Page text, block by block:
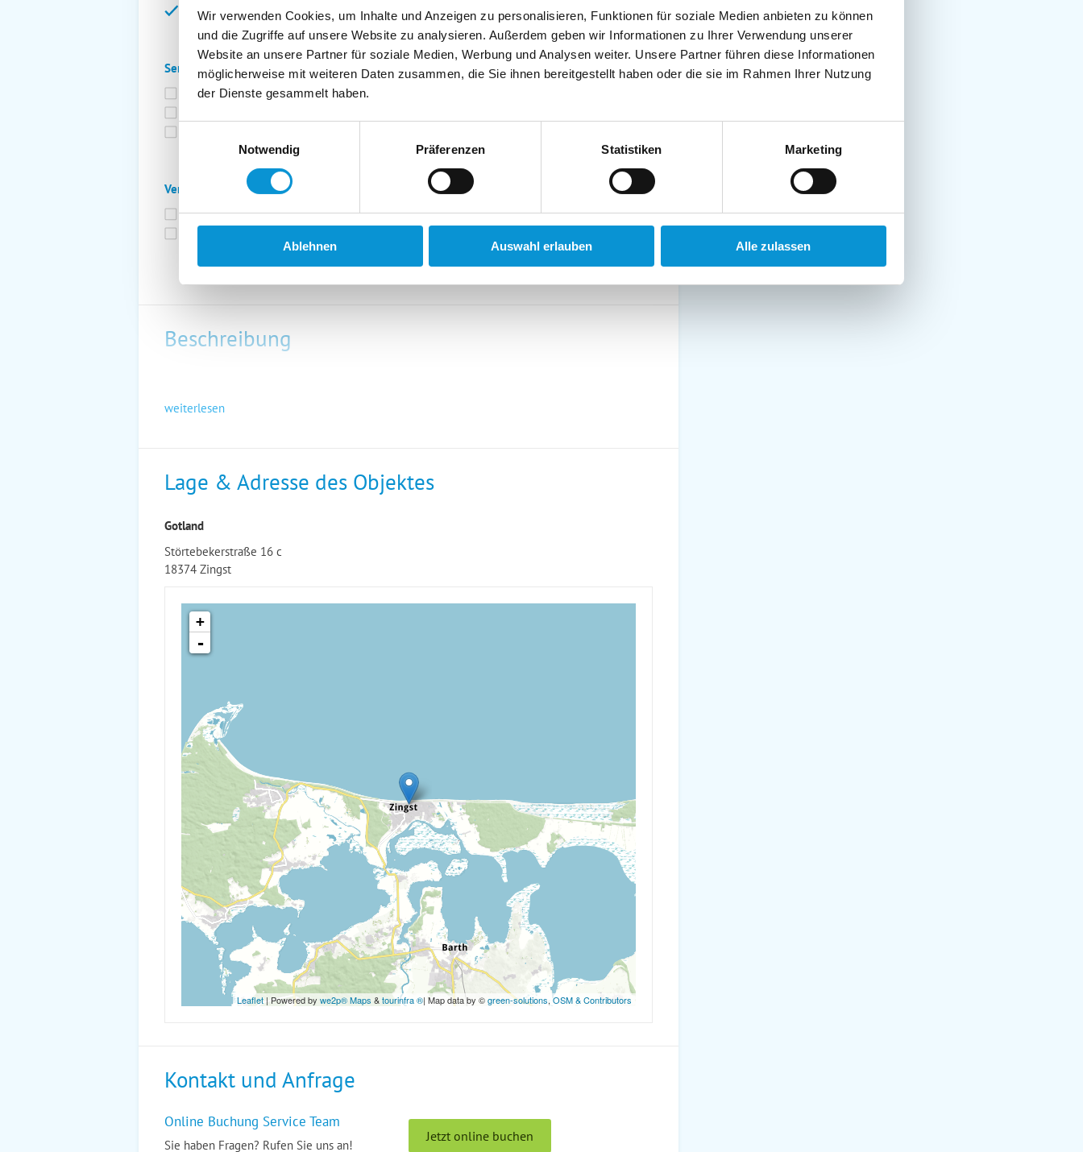
Wir verwenden Cookies, um Inhalte und Anzeigen zu personalisieren, Funktionen für soziale Medien anbieten zu können
und die Zugriffe auf unsere Website zu analysieren. Außerdem geben wir Informationen zu Ihrer Verwendung unserer
Website an unsere Partner für soziale Medien, Werbung und Analysen weiter. Unsere Partner führen diese Informationen
möglicherweise mit weiteren Daten zusammen, die Sie ihnen bereitgestellt haben oder die sie im Rahmen Ihrer Nutzung
der Dienste gesammelt haben.
Notwendig
Präferenzen Statistiken Marketing
Ablehnen Auswahl erlauben Alle zulassen
Balkon
Abstellraum
Service:
Bettwäsche inkl.
Geschirrtücher inkl.
Verpflegung:
Brötchenservice
Frühstück möglich
Halbpension möglich
Vollpension möglich
Beschreibung
weiterlesen
Lage & Adresse des Objektes
Gotland
Störtebekerstraße 16 c
18374 Zingst
+
-
Leaflet| Powered by we2p® Maps &tourinfra ®| Map data by ©green-solutions,OSM & Contributors
Kontakt und Anfrage
Online Buchung Service Team
Sie haben Fragen? Rufen Sie uns an!
Jetzt online buchen